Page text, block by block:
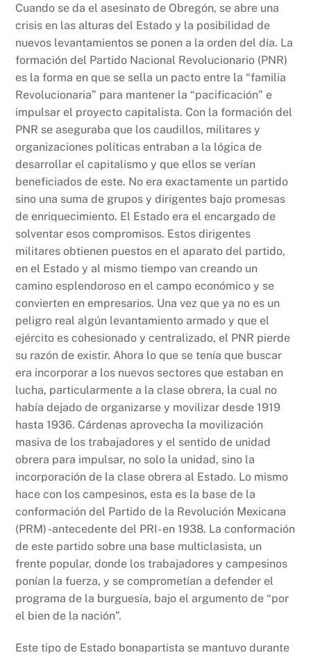
Cuando se da el asesinato de Obregón, se abre una
crisis en las alturas del Estado y la posibilidad de
nuevos levantamientos se ponen a la orden del día. La
formación del Partido Nacional Revolucionario (PNR)
es la forma en que se sella un pacto entre la “familia
Revolucionaria” para mantener la “pacificación” e
impulsar el proyecto capitalista. Con la formación del
PNR se aseguraba que los caudillos, militares y
organizaciones políticas entraban a la lógica de
desarrollar el capitalismo y que ellos se verían
beneficiados de este. No era exactamente un partido
sino una suma de grupos y dirigentes bajo promesas
de enriquecimiento. El Estado era el encargado de
solventar esos compromisos. Estos dirigentes
militares obtienen puestos en el aparato del partido,
en el Estado y al mismo tiempo van creando un
camino esplendoroso en el campo económico y se
convierten en empresarios. Una vez que ya no es un
peligro real algún levantamiento armado y que el
ejército es cohesionado y centralizado, el PNR pierde
su razón de existir. Ahora lo que se tenía que buscar
era incorporar a los nuevos sectores que estaban en
lucha, particularmente a la clase obrera, la cual no
había dejado de organizarse y movilizar desde 1919
hasta 1936. Cárdenas aprovecha la movilización
masiva de los trabajadores y el sentido de unidad
obrera para impulsar, no solo la unidad, sino la
incorporación de la clase obrera al Estado. Lo mismo
hace con los campesinos, esta es la base de la
conformación del Partido de la Revolución Mexicana
(PRM) -antecedente del PRI- en 1938. La conformación
de este partido sobre una base multiclasista, un
frente popular, donde los trabajadores y campesinos
ponían la fuerza, y se comprometían a defender el
programa de la burguesía, bajo el argumento de “por
el bien de la nación”.
Este tipo de Estado bonapartista se mantuvo durante